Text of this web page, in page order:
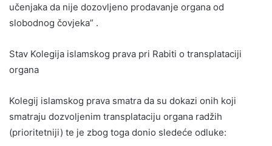
učenjaka da nije dozovljeno prodavanje organa od
slobodnog čovjeka” .
Stav Kolegija islamskog prava pri Rabiti o transplataciji
organa
Kolegij islamskog prava smatra da su dokazi onih koji
smatraju dozvoljenim transplataciju organa radžih
(prioritetniji) te je zbog toga donio sledeće odluke: